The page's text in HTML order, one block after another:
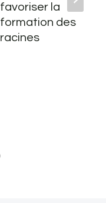
favoriser la
formation des
racines